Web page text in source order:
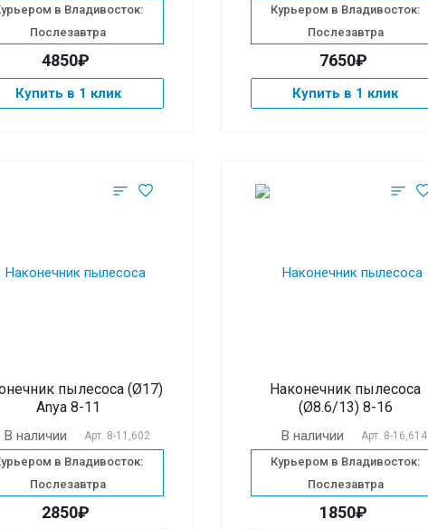
в Владивосток:
Послезавтра
4850₽
Купить в 1 клик
Курьером в Владивосток:
Послезавтра
7650₽
Купить в 1 клик
пылесоса (Ø17)
Anya 8-11
В наличии Арт. 8-11,602
в Владивосток:
Послезавтра
2850₽
Наконечник пылесоса
(Ø8.6/13) 8-16
В наличии Арт. 8-16,614
Курьером в Владивосток:
Послезавтра
1850₽